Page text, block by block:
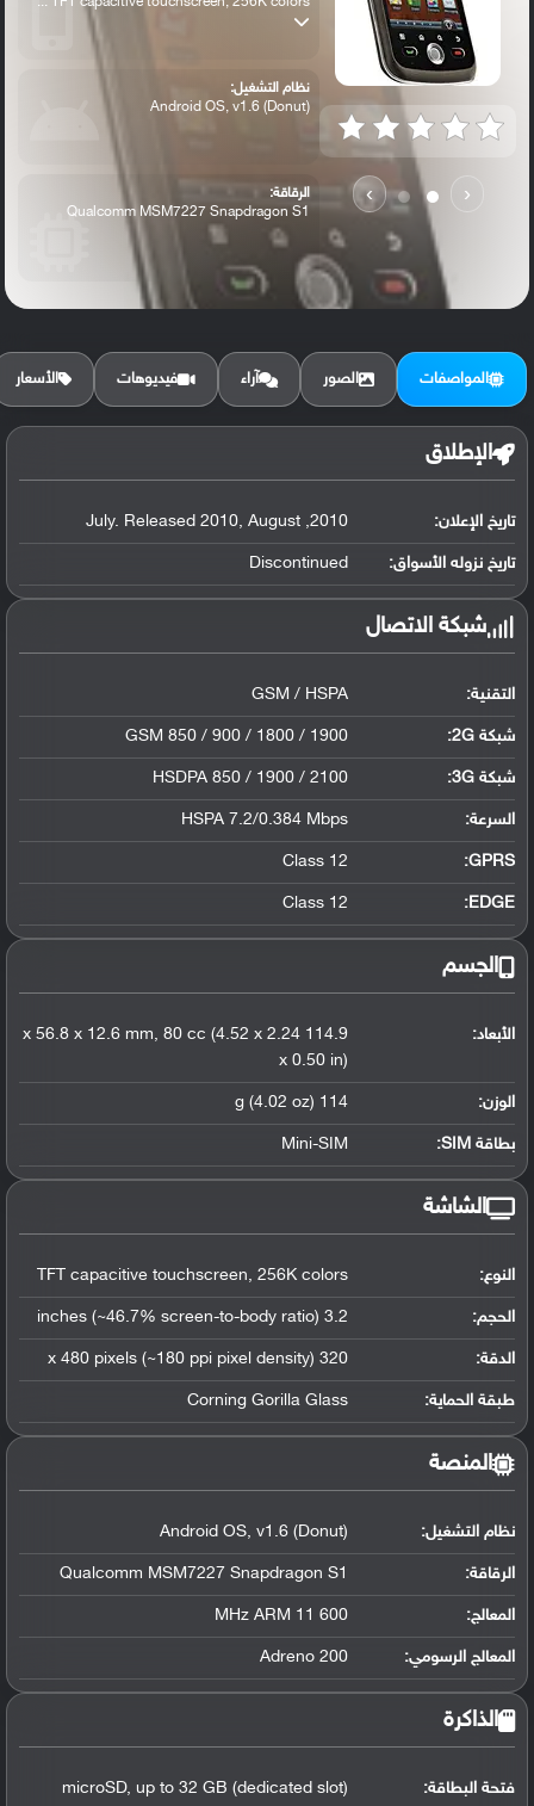
‹
›
نظام التشغيل:
Android OS, v1.6 (Donut)
الرقاقة:
Qualcomm MSM7227 Snapdragon S1
الرام / التخزين:
المواصفات الصور آراء فيديوهات الأسعار
الإطلاق
تاريخ الإعلان: 2010, July. Released 2010, August
تاريخ نزوله الأسواق: Discontinued
شبكة الاتصال
التقنية: GSM / HSPA
شبكة 2G: GSM 850 / 900 / 1800 / 1900
شبكة 3G :
HSDPA 850 / 1900 / 2100
السرعة: HSPA 7.2/0.384 Mbps
GPRS:
Class 12
EDGE:
Class 12
الجسم
الأبعاد:
114.9 x 56.8 x 12.6 mm, 80 cc (4.52 x 2.24
x 0.50 in)
الوزن: 114 g (4.02 oz)
بطاقة SIM: Mini-SIM
الشاشة
النوع: TFT capacitive touchscreen, 256K colors
الحجم: 3.2 inches (~46.7% screen-to-body ratio)
الدقة: 320 x 480 pixels (~180 ppi pixel density)
طبقة الحماية: Corning Gorilla Glass
المنصة
نظام التشغيل:
Android OS, v1.6 (Donut)
الرقاقة:
Qualcomm MSM7227 Snapdragon S1
المعالج:
600 MHz ARM 11
المعالج الرسومي:
Adreno 200
الذاكرة
فتحة البطاقة: microSD, up to 32 GB (dedicated slot)